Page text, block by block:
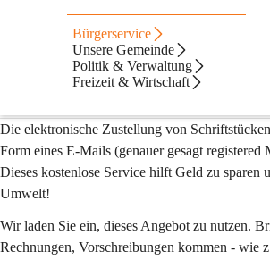
Bürgerservice
Unsere Gemeinde
Politik & Verwaltung
Freizeit & Wirtschaft
Elektronische
Zustellung von
Schriftstücken
Die elektronische Zustellung von
Form eines E-Mails (genauer gesagt registered
Dieses kostenlose Service hilft Geld zu sparen
Umwelt!
Wir laden Sie ein, dieses Angebot zu nutzen.
Rechnungen, Vorschreibungen kommen - wie